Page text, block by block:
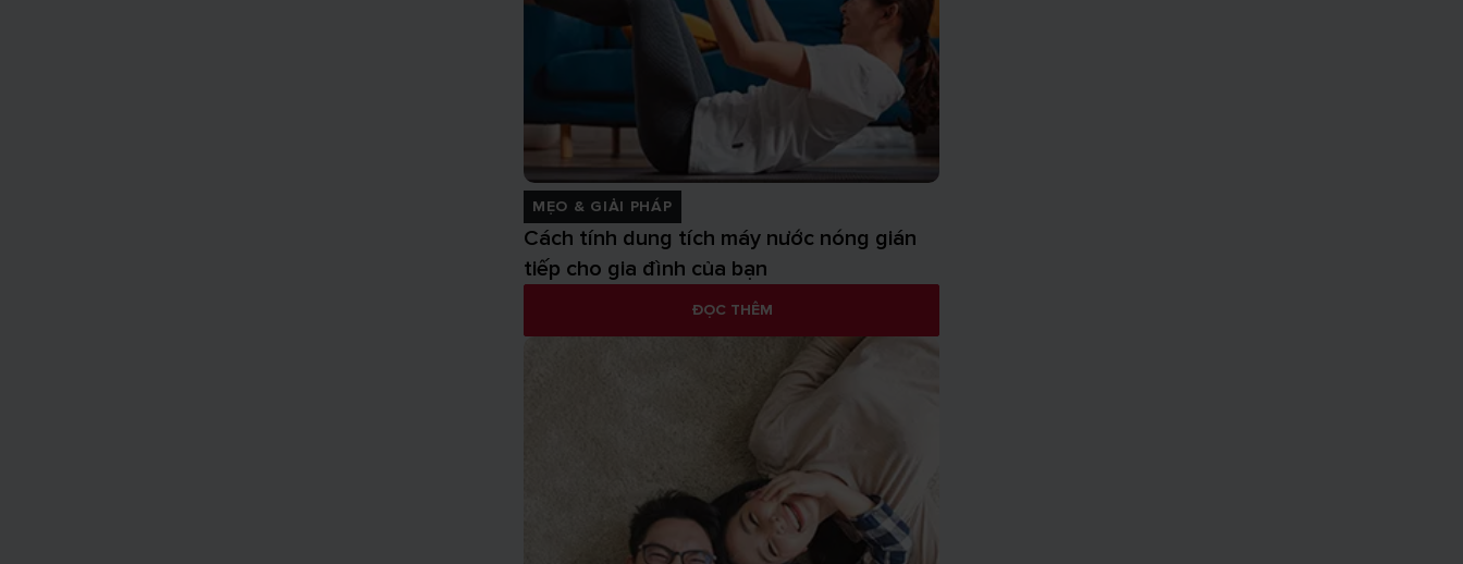
MẸO & GIẢI PHÁP
Cách tính dung tích máy nước nóng gián
tiếp cho gia đình của bạn
ĐỌC THÊM